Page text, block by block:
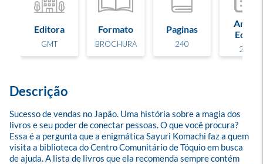
Editora
GMT
Formato
BROCHURA
Paginas
240
Ano de
Edição
2023
Descrição
Sucesso de vendas no Japão. Uma história sobre a magia dos
livros e seu poder de conectar pessoas. O que você procura?
Essa é a pergunta que a enigmática Sayuri Komachi faz a quem
visita a biblioteca do Centro Comunitário de Tóquio em busca
de ajuda. A lista de livros que ela recomenda sempre contém